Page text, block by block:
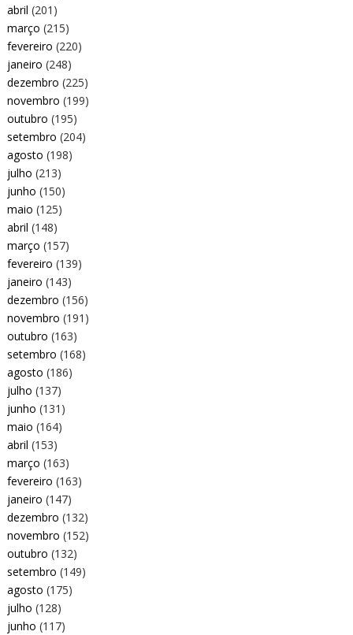
abril (201)
março (215)
fevereiro (220)
janeiro (248)
dezembro (225)
novembro (199)
outubro (195)
setembro (204)
agosto (198)
julho (213)
junho (150)
maio (125)
abril (148)
março (157)
fevereiro (139)
janeiro (143)
dezembro (156)
novembro (191)
outubro (163)
setembro (168)
agosto (186)
julho (137)
junho (131)
maio (164)
abril (153)
março (163)
fevereiro (163)
janeiro (147)
dezembro (132)
novembro (152)
outubro (132)
setembro (149)
agosto (175)
julho (128)
junho (117)